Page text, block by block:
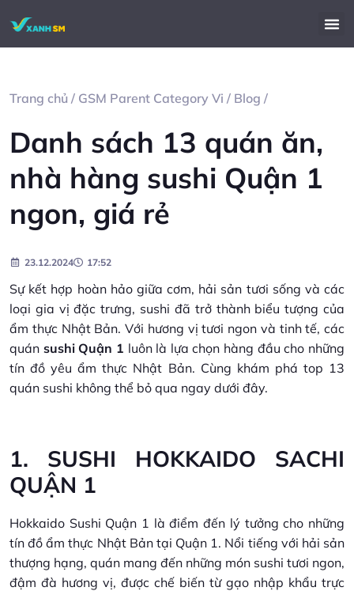
Trang chủ / GSM Parent Category Vi / Blog /
Danh sách 13 quán ăn,
nhà hàng sushi Quận 1
ngon, giá rẻ
23.12.2024 17:52
Sự kết hợp hoàn hảo giữa cơm, hải sản tươi sống và các
loại gia vị đặc trưng, sushi đã trở thành biểu tượng của
ẩm thực Nhật Bản. Với hương vị tươi ngon và tinh tế, các
quán sushi Quận 1 luôn là lựa chọn hàng đầu cho những
tín đồ yêu ẩm thực Nhật Bản. Cùng khám phá top 13
quán sushi không thể bỏ qua ngay dưới đây.
1. SUSHI HOKKAIDO SACHI
QUẬN 1
Hokkaido Sushi Quận 1 là điểm đến lý tưởng cho những
tín đồ ẩm thực Nhật Bản tại Quận 1. Nổi tiếng với hải sản
thượng hạng, quán mang đến những món sushi tươi ngon,
đậm đà hương vị, được chế biến từ gạo nhập khẩu trực